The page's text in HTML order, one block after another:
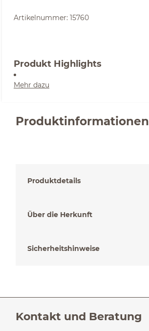
Artikelnummer: 15760
Produkt Highlights
Mehr dazu
Produktinformationen
Produktdetails
Über die Herkunft
Sicherheitshinweise
Kontakt und Beratung